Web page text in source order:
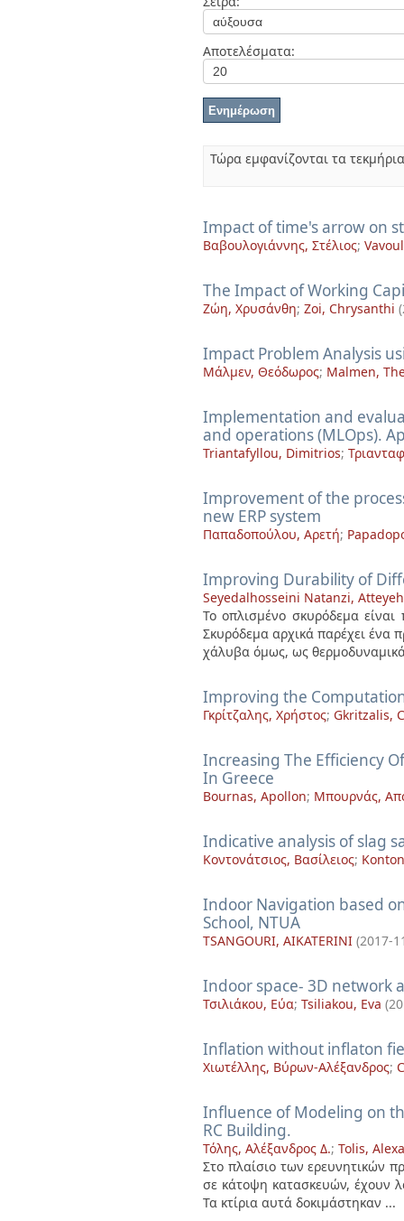
Αποτελέσματα:
Τώρα εμφανίζονται τα
Impact of time's arrow on
Βαβουλογιάννης, Στέλιος;
The Impact of Working
Ζώη, Χρυσάνθη; Zoi, Chrysanthi (
Impact Problem Analysis
Mάλμεν, Θεόδωρος; Malmen,
Implementation and
and operations (MLOps).
Triantafyllou, Dimitrios;
Improvement of the
new ERP system
Παπαδοπούλου, Αρετή;
Improving Durability of
Seyedalhosseini Natanzi,
Το οπλισμένο σκυρόδεμα είναι
Σκυρόδεμα αρχικά παρέχει ένα
χάλυβα όμως, ως
Improving the
Γκρίτζαλης, Χρήστος; Gkritzalis,
Increasing The Efficiency
In Greece
Bournas, Apollon; Μπουρνάς,
Indicative analysis of slag
Κοντονάτσιος, Βασίλειος;
Indoor Navigation based
School, NTUA
TSANGOURI, AIKATERINI (2017-
Indoor space- 3D network
Τσιλιάκου, Εύα; Tsiliakou, Eva (
Inflation without inflaton
Χιωτέλλης, Βύρων-Αλέξανδρος;
Influence of Modeling on
RC Building.
Τόλης, Αλέξανδρος Δ.; Tolis,
Στο πλαίσιο των ερευνητικών
σε κάτοψη κατασκευών, έχουν
Τα κτίρια αυτά δοκιμάστηκαν ...